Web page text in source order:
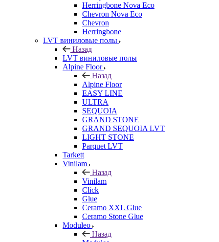
Herringbone Nova Eco
Chevron Nova Eco
Chevron
Herringbone
LVT виниловые полы
Назад
LVT виниловые полы
Alpine Floor
Назад
Alpine Floor
EASY LINE
ULTRA
SEQUOIA
GRAND STONE
GRAND SEQUOIA LVT
LIGHT STONE
Parquet LVT
Tarkett
Vinilam
Назад
Vinilam
Click
Glue
Ceramo XXL Glue
Ceramo Stone Glue
Moduleo
Назад